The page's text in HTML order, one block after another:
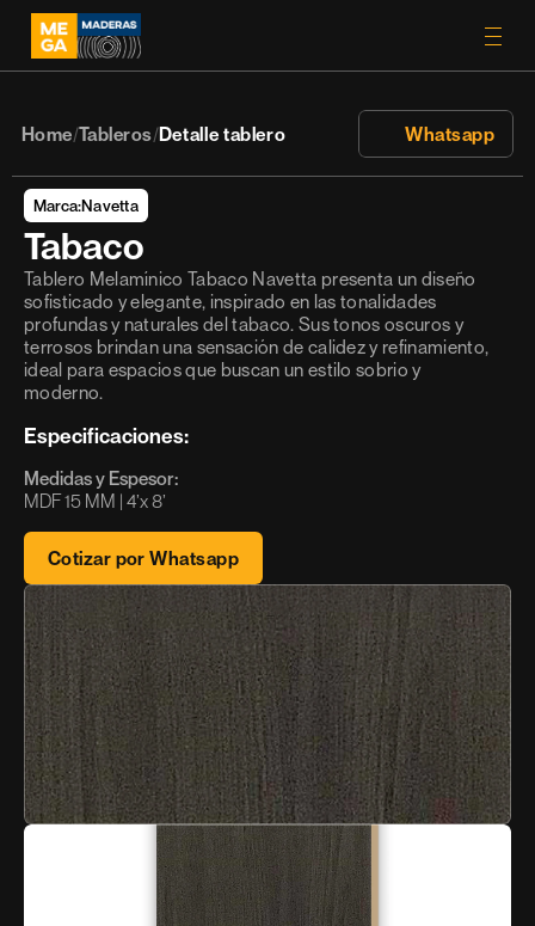
Home/Tableros/Detalle tablero Whatsapp
Marca:Navetta
Tabaco
Tablero Melamínico Tabaco Navetta presenta un diseño
sofisticado y elegante, inspirado en las tonalidades
profundas y naturales del tabaco. Sus tonos oscuros y
terrosos brindan una sensación de calidez y refinamiento,
ideal para espacios que buscan un estilo sobrio y
moderno.
Especificaciones:
Medidas y Espesor:
MDF 15 MM | 4’x 8’
Cotizar por Whatsapp